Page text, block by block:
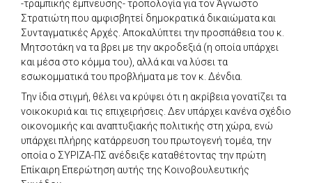
-τραμπικής έμπνευσης- τροπολογία για τον Άγνωστο
Στρατιώτη που αμφισβητεί δημοκρατικά δικαιώματα και
Συνταγματικές Αρχές. Αποκαλύπτει την προσπάθεια του κ.
Μητσοτάκη να τα βρει με την ακροδεξιά (η οποία υπάρχει
και μέσα στο κόμμα του), αλλά και να λύσει τα
εσωκομματικά του προβλήματα με τον κ. Δένδια.
Την ίδια στιγμή, θέλει να κρύψει ότι η ακρίβεια γονατίζει τα
νοικοκυριά και τις επιχειρήσεις. Δεν υπάρχει κανένα σχέδιο
οικονομικής και αναπτυξιακής πολιτικής στη χώρα, ενώ
υπάρχει πλήρης κατάρρευση του πρωτογενή τομέα, την
οποία ο ΣΥΡΙΖΑ-ΠΣ ανέδειξε καταθέτοντας την πρώτη
Επίκαιρη Επερώτηση αυτής της Κοινοβουλευτικής